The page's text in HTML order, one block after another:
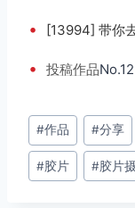
• [13994] 带你
• 投稿作品
文
章
标
#作品 #分享
#胶片 #胶片